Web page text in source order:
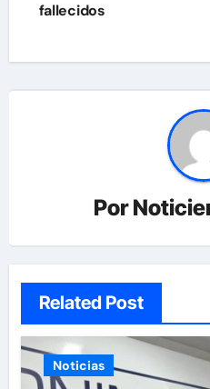
fallecidos
Por
Related Post
Noticias